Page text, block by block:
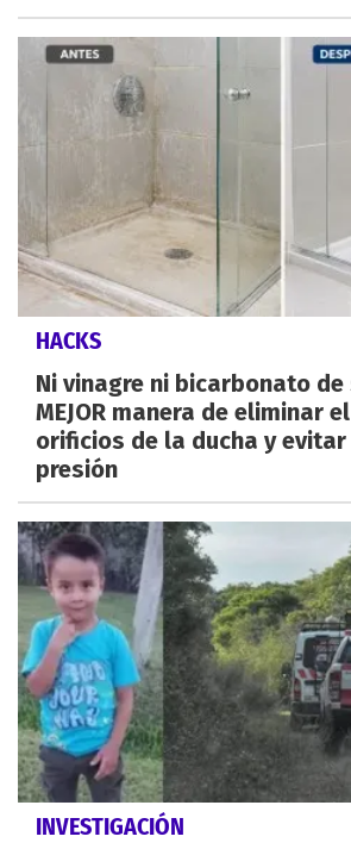
HACKS
Ni vinagre ni bicarbonato
MEJOR manera de eliminar
orificios de la ducha y evitar
presión
INVESTIGACIÓN